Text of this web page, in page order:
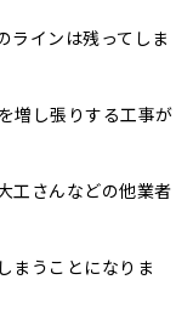
ラインは残ってしま
増し張りする工事が
工さんなどの他業者
まうことになりま